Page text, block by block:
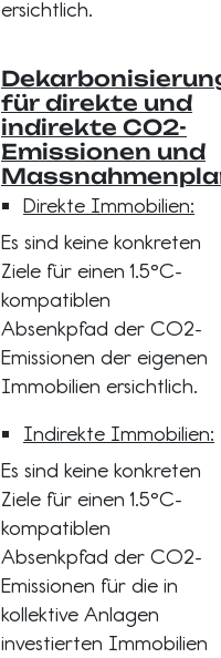
ersichtlich.
für direkte und
indirekte CO2-
Emissionen und
Direkte Immobilien:
Es sind keine konkreten
Ziele für einen 1.5°C-
kompatiblen
Absenkpfad der CO2-
Emissionen der eigenen
Immobilien ersichtlich.
Indirekte Immobilien:
Es sind keine konkreten
Ziele für einen 1.5°C-
kompatiblen
Absenkpfad der CO2-
Emissionen für die in
kollektive Anlagen
investierten Immobilien